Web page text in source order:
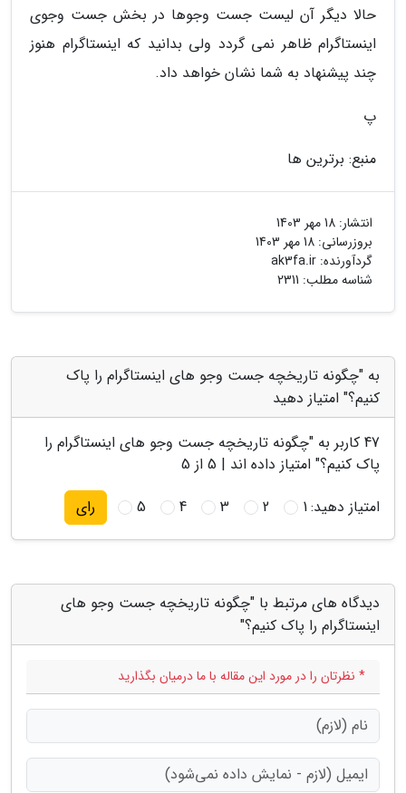
حالا دیگر آن لیست جست وجوها در بخش جست وجوی
اینستاگرام ظاهر نمی گردد ولی بدانید که اینستاگرام هنوز
چند پیشنهاد به شما نشان خواهد داد.
پ
منبع: برترین ها
انتشار: 18 مهر 1403
بروزرسانی: 18 مهر 1403
گردآورنده: ak3fa.ir
شناسه مطلب: 2311
به "چگونه تاریخچه جست وجو های اینستاگرام را پاک
کنیم؟" امتیاز دهید
47 کاربر به "چگونه تاریخچه جست وجو های اینستاگرام را
پاک کنیم؟" امتیاز داده اند | 5 از 5
امتیاز دهید:1
2
3
4
5 رای
دیدگاه های مرتبط با "چگونه تاریخچه جست وجو های
اینستاگرام را پاک کنیم؟"
* نظرتان را در مورد این مقاله با ما درمیان بگذارید